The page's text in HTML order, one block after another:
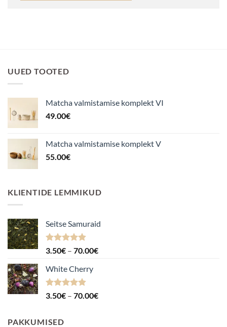
UUED TOOTED
Matcha valmistamise komplekt VI
49.00€
Matcha valmistamise komplekt V
55.00€
KLIENTIDE LEMMIKUD
Seitse Samuraid
Hinnanguga
3.50€ – 70.00€Hinnavahemik:
White Cherry
Hinnanguga
3.50€ – 70.00€Hinnavahemik:
PAKKUMISED